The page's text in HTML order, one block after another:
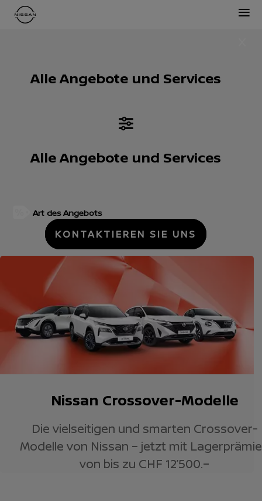
Alle Angebote und Services
Alle Angebote und Services
Art des Angebots
KONTAKTIEREN SIE UNS
Nissan Crossover-Modelle
Die vielseitigen und smarten Crossover-
Modelle von Nissan – jetzt mit
von bis zu CHF 12’500.–
≡